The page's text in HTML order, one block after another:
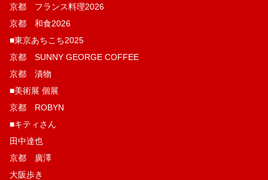
京都 フランス料理2026
京都 和食2026
■東京あちこち2025
京都 SUNNY GEORGE COFFEE
京都 漬物
■美術展 個展
京都 ROBYN
■キティさん
田中達也
京都 廣澤
大阪歩き